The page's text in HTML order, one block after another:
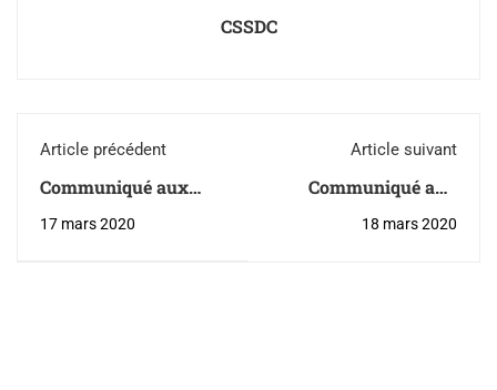
CSSDC
Article précédent
Communiqué aux
garde d'urgence en
17 mars 2020
Article suivant
Communiqué aux
des services
18 mars 2020